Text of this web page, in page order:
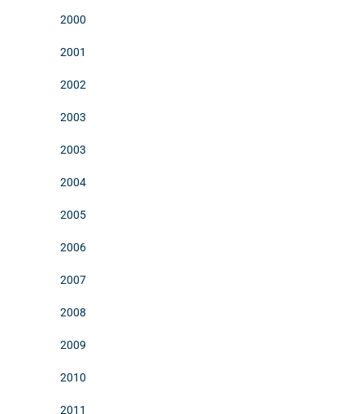
2000
2001
2002
2003
2003
2004
2005
2006
2007
2008
2009
2010
2011